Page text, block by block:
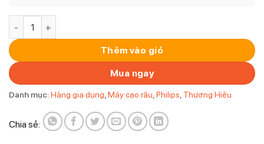
Thêm vào giỏ
Mua ngay
Danh mục:Hàng gia dụng,Máy cạo râu,Philips, Thương Hiệu
Chia sẻ: